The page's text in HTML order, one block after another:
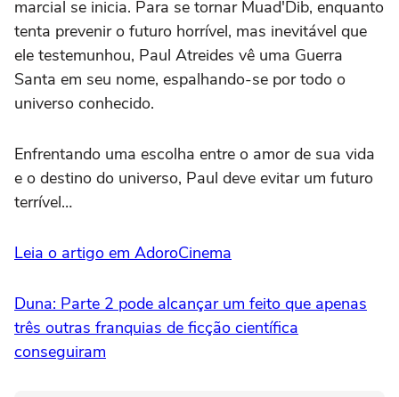
marcial se inicia. Para se tornar Muad'Dib, enquanto
tenta prevenir o futuro horrível, mas inevitável que
ele testemunhou, Paul Atreides vê uma Guerra
Santa em seu nome, espalhando-se por todo o
universo conhecido.
Enfrentando uma escolha entre o amor de sua vida
e o destino do universo, Paul deve evitar um futuro
terrível…
Leia o artigo em AdoroCinema
Duna: Parte 2 pode alcançar um feito que apenas
três outras franquias de ficção científica
conseguiram